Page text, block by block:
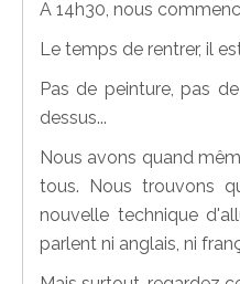
A 14h30, nous
Le temps de rentrer, il
Pas de peinture, pas
dessus...
Nous avons quand
tous. Nous trouvons
nouvelle technique
parlent ni anglais, ni